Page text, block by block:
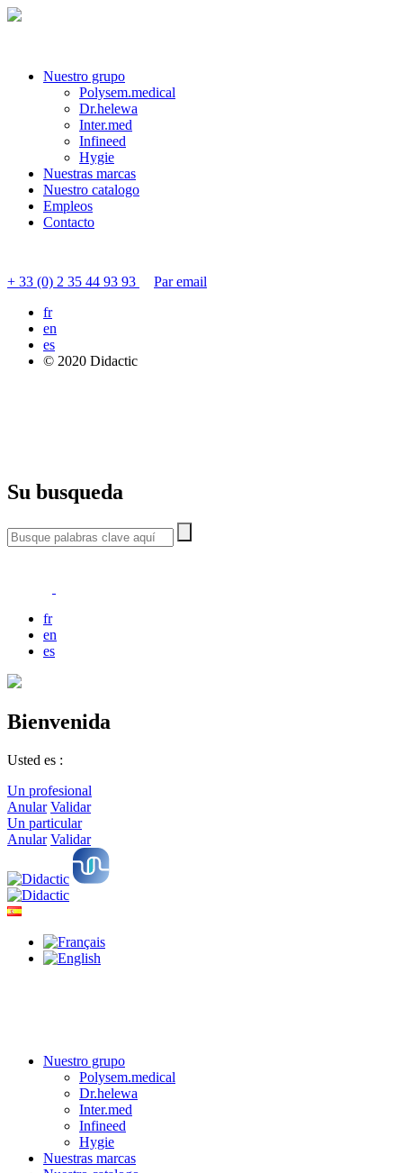
Nuestro grupo
Polysem.medical
Dr.helewa
Inter.med
Infineed
Hygie
Nuestras marcas
Nuestro catalogo
Empleos
Contacto
+ 33 (0) 2 35 44 93 93
Par email
fr
en
es
© 2020 Didactic
Su busqueda
fr
en
es
Bienvenida
Usted es :
Un profesional
Anular Validar
Un particular
Anular Validar
Nuestro grupo
Polysem.medical
Dr.helewa
Inter.med
Infineed
Hygie
Nuestras marcas